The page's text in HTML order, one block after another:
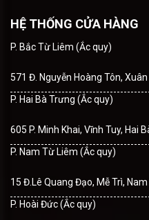
HỆ THỐNG CỬA HÀNG
P. Bắc Từ Liêm (Ắc quy)
571 Đ. Nguyễn Hoàng Tôn,
P. Hai Bà Trưng (Ắc quy)
605 P. Minh Khai, Vĩnh Tuy, Hai
P. Nam Từ Liêm (Ắc quy)
15 Đ.Lê Quang Đạo, Mễ Trì,
P. Hoài Đức (Ắc quy)